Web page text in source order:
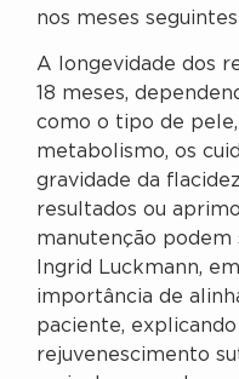
nos meses
A longevidade dos
18 meses,
como o tipo de
metabolismo, os
gravidade da
resultados ou
manutenção podem
Ingrid Luckmann,
importância de
paciente,
rejuvenescimento